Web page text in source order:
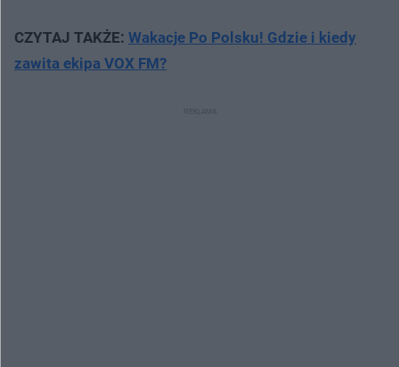
CZYTAJ TAKŻE: Wakacje Po Polsku! Gdzie i kiedy
zawita ekipa VOX FM?